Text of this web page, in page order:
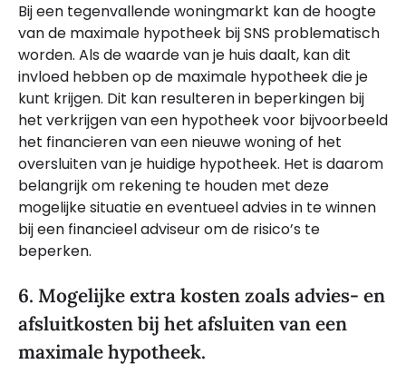
Bij een tegenvallende woningmarkt kan de hoogte
van de maximale hypotheek bij SNS problematisch
worden. Als de waarde van je huis daalt, kan dit
invloed hebben op de maximale hypotheek die je
kunt krijgen. Dit kan resulteren in beperkingen bij
het verkrijgen van een hypotheek voor bijvoorbeeld
het financieren van een nieuwe woning of het
oversluiten van je huidige hypotheek. Het is daarom
belangrijk om rekening te houden met deze
mogelijke situatie en eventueel advies in te winnen
bij een financieel adviseur om de risico’s te
beperken.
6. Mogelijke extra kosten zoals advies- en
afsluitkosten bij het afsluiten van een
maximale hypotheek.